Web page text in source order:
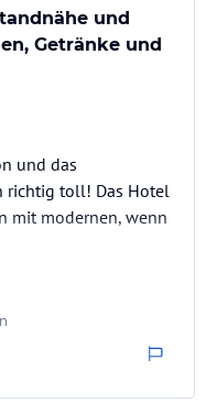
sich in einer
Einrichtungen
Sauna,
und Druckdüsen.
HolidayCheck. Bitte
und
Getränke und
und das
richtig toll! Das Hotel
mit modernen, wenn
nur aus dem
überwiegend
Meine.